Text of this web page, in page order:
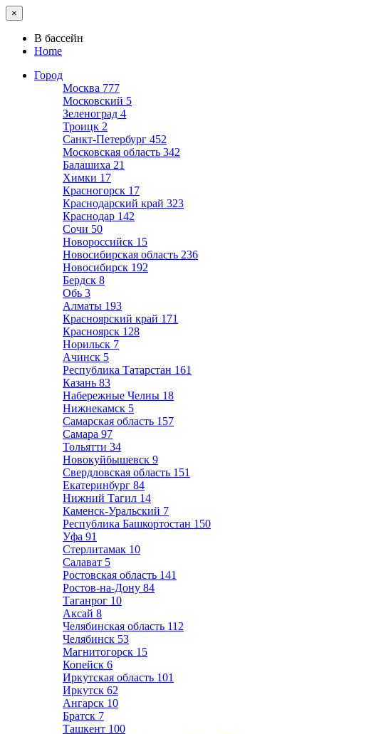
×
В бассейн
Home
Город
Москва 777
Московский 5
Зеленоград 4
Троицк 2
Санкт-Петербург 452
Московская область 342
Балашиха 21
Химки 17
Красногорск 17
Краснодарский край 323
Краснодар 142
Сочи 50
Новороссийск 15
Новосибирская область 236
Новосибирск 192
Бердск 8
Обь 3
Алматы 193
Красноярский край 171
Красноярск 128
Норильск 7
Ачинск 5
Республика Татарстан 161
Казань 83
Набережные Челны 18
Нижнекамск 5
Самарская область 157
Самара 97
Тольятти 34
Новокуйбышевск 9
Свердловская область 151
Екатеринбург 84
Нижний Тагил 14
Каменск-Уральский 7
Республика Башкортостан 150
Уфа 91
Стерлитамак 10
Салават 5
Ростовская область 141
Ростов-на-Дону 84
Таганрог 10
Аксай 8
Челябинская область 112
Челябинск 53
Магнитогорск 15
Копейск 6
Иркутская область 101
Иркутск 62
Ангарск 10
Братск 7
Ташкент 100